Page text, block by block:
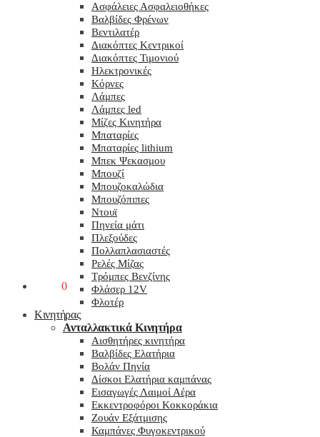
0
Ασφάλειες Ασφαλειοθήκες
Βαλβίδες Φρένων
Βεντιλατέρ
Διακόπτες Κεντρικοί
Διακόπτες Τιμονιού
Ηλεκτρονικές
Κόρνες
Λάμπες
Λάμπες led
Μίζες Κινητήρα
Μπαταρίες
Μπαταρίες lithium
Μπεκ Ψεκασμου
Μπουζί
Μπουζοκαλώδια
Μπουζόπιπες
Ντουϊ
Πηνεία μάτι
Πλεξούδες
Πολλαπλασιαστές
Ρελές Μίζας
Τρόμπες Βενζίνης
Φλάσερ 12V
Φλοτέρ
Κινητήρας
Ανταλλακτικά Κινητήρα
Αισθητήρες κινητήρα
Βαλβίδες Ελατήρια
Βολάν Πηνία
Δίσκοι Ελατήρια καμπάνας
Εισαγωγές Λαιμοί Αέρα
Εκκεντροφόροι Κοκκοράκια
Ζουάν Εξάτμισης
Καμπάνες Φυγοκεντρικού